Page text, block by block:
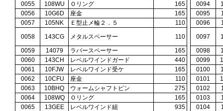
0055
108WU Ｏリング 165 0094
0056
10G6D 座金 165 0095
0057
105NK Ｅ型止メ輪２．５ 110 0096
0058
143CG メタルスペーサー 110 0097
0059
14079 ラバースペーサー 165 0098
0060
143CH レベルワインドガード 440 0099
0061
10FJW レベルワインド受ケ 165 0100
0062
10CFU 座金 110 0101
0063
10BHQ ウォームシャフトピン 275 0102
0064
108WQ Ｏリング 165 0103
0065
13GEE レベルワインド組 935 0104